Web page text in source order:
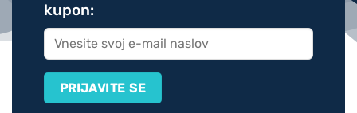
kupon: